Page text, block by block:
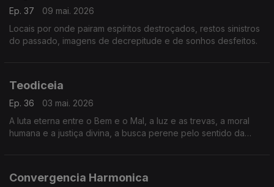
Ep. 37
09 mai. 2026
Locais por onde pairam espíritos destroçados, restos sinistros
do passado, imagens de decrepitude e de sonhos desfeitos.
Teodiceia
Ep. 36
03 mai. 2026
A luta eterna entre o Bem e o Mal, a luz e as trevas, a moral
humana e a justiça divina, a busca perene pelo sentido da
Convergencia Harmonica